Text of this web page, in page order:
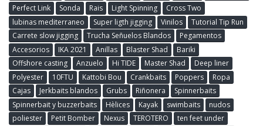
Perfect Link
Sonda Rais Light Spinning
Cross Two
lubinas mediterraneo
Super ligth jigging Vinilos
Tutorial Tip Run
Carrete slow jigging
Trucha Señuelos Blandos
Pegamentos
Accesorios
IKA 2021 Anillas Blaster Shad
Bariki
Offshore casting
Anzuelo Hi TIDE Master Shad
Deep liner
Polyester
10FTU Kattobi Bou Crankbaits Poppers
Ropa
Cajas
Jerkbaits blandos Grubs Riñonera
Spinnerbaits
Spinnerbait y buzzerbaits
Hèlices Kayak swimbaits
nudos
poliester
Petit Bomber Nexus TEROTERO
ten feet under